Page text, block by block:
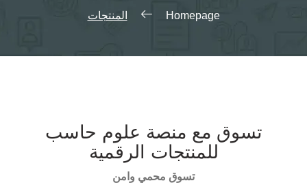
Homepage المنتجات
تسوق مع منصة علوم حاسب
للمنتجات الرقمية
تسوق محمي وامن